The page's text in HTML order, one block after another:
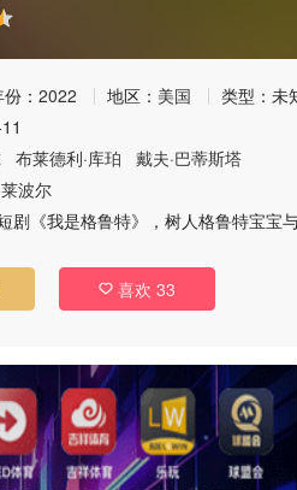
： 2022 地区： 美国 类型： 未
布莱德利·库珀
戴夫·巴蒂斯塔
波尔
剧《我是格鲁特》，树人格鲁特宝宝
 喜欢 33